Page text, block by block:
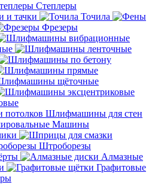
Степлеры
и тачки
Точила
Фрезеры
Шлифмашины для стен
Машины
Штроборезы
Алмазные
Графитовые